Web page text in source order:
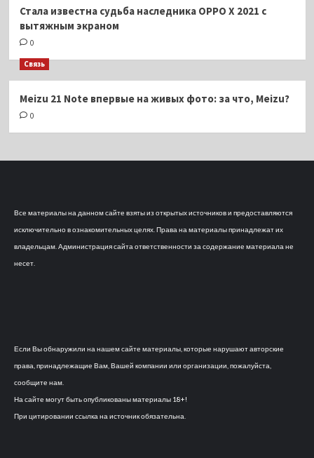
Стала известна судьба наследника OPPO X 2021 с
вытяжным экраном
0
Связь
Meizu 21 Note впервые на живых фото: за что, Meizu?
0
Все материалы на данном сайте взяты из открытых источников и предоставляются
исключительно в ознакомительных целях. Права на материалы принадлежат их
владельцам. Администрация сайта ответственности за содержание материала не
несет.
Если Вы обнаружили на нашем сайте материалы, которые нарушают авторские
права, принадлежащие Вам, Вашей компании или организации, пожалуйста,
сообщите нам.
На сайте могут быть опубликованы материалы 18+!
При цитировании ссылка на источник обязательна.